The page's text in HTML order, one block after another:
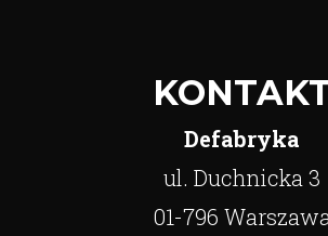
Defabryka
ul. Duchnicka 3
01-796 Warszawa